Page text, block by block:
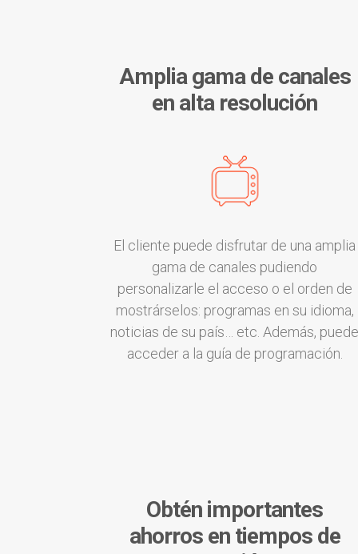
Amplia gama de canales
en alta resolución
El cliente puede disfrutar de una amplia
gama de canales pudiendo
personalizarle el acceso o el orden de
mostrárselos: programas en su idioma,
noticias de su país… etc. Además,
acceder a la guía de programación.
Obtén importantes
ahorros en tiempos de